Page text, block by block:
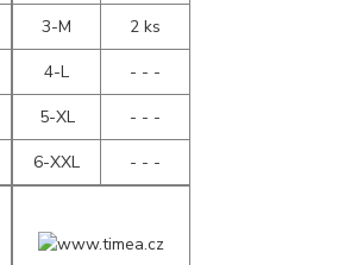
3-M
2 ks
4-L
- - -
5-XL
- - -
6-XXL
- - -